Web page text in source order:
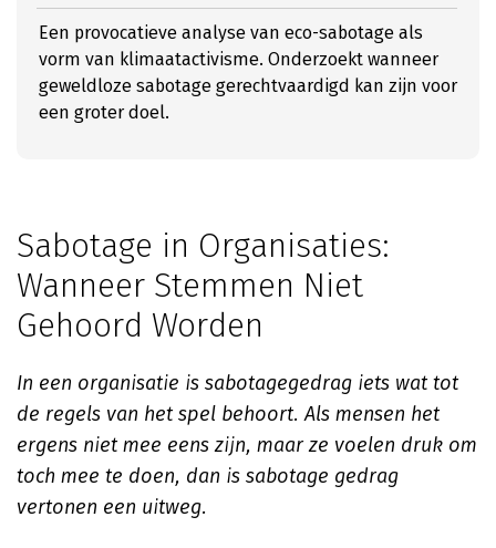
Een provocatieve analyse van eco-sabotage als
vorm van klimaatactivisme. Onderzoekt wanneer
geweldloze sabotage gerechtvaardigd kan zijn voor
een groter doel.
Sabotage in Organisaties:
Wanneer Stemmen Niet
Gehoord Worden
In een organisatie is sabotagegedrag iets wat tot
de regels van het spel behoort. Als mensen het
ergens niet mee eens zijn, maar ze voelen druk om
toch mee te doen, dan is sabotage gedrag
vertonen een uitweg.